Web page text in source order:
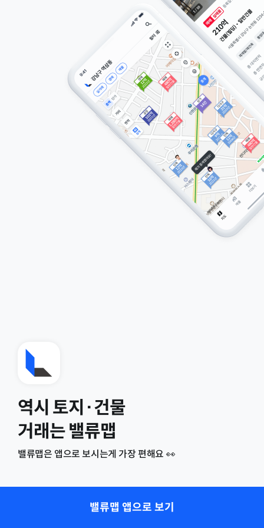
역시 토지·건물
거래는 밸류맵
밸류맵은 앱으로 보시는게 가장 편해요 👀
밸류맵 앱으로 보기